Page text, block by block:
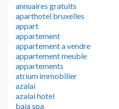
annuaires gratuits
aparthotel bruxelles
appart
appartement
appartement a vendre
appartement meuble
appartements
atrium immobilier
azalai
azalai hotel
baia spa